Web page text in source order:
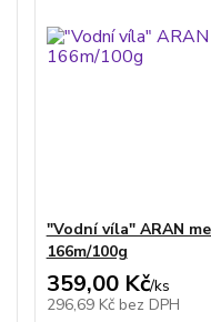
"Vodní víla" ARAN
166m/100g
359,00 Kč/ks
296,69 Kč bez DPH